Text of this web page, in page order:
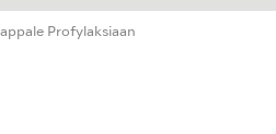
Profylaksiaan